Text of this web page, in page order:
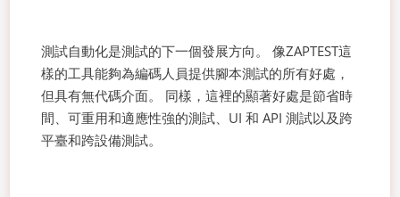
測試自動化是測試的下一個發展方向。 像ZAPTEST這
樣的工具能夠為編碼人員提供腳本測試的所有好處，
但具有無代碼介面。 同樣，這裡的顯著好處是節省時
間、可重用和適應性強的測試、UI 和 API 測試以及跨
平臺和跨設備測試。